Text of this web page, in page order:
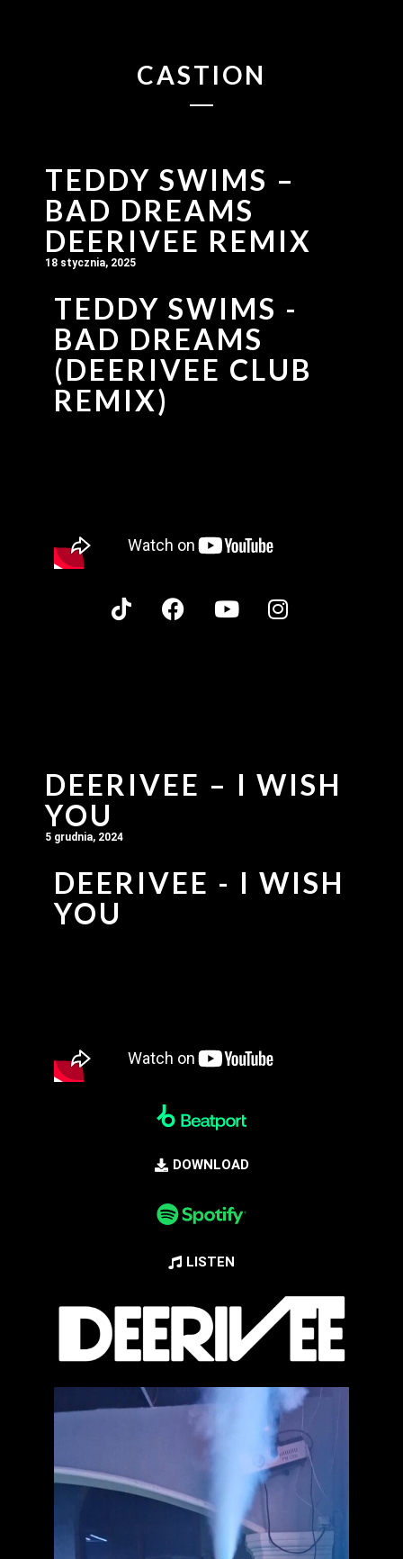
CASTION
TEDDY SWIMS –
BAD DREAMS
DEERIVEE REMIX
18 stycznia, 2025
TEDDY SWIMS -
BAD DREAMS
(DEERIVEE CLUB
REMIX)
DEERIVEE – I WISH
YOU
5 grudnia, 2024
DEERIVEE - I WISH
YOU
DOWNLOAD
LISTEN